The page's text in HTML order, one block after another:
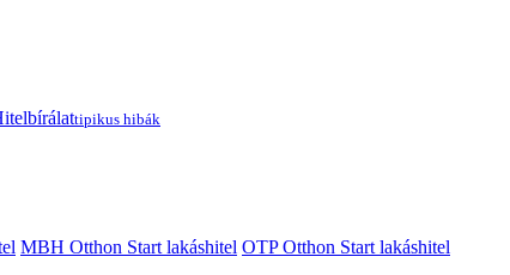
tipikus hibák
MBH Otthon Start lakáshitel OTP Otthon Start lakáshitel